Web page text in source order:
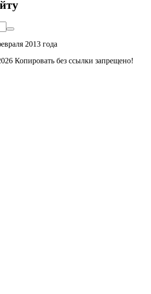
Search
2013 года
Копировать без ссылки запрещено!